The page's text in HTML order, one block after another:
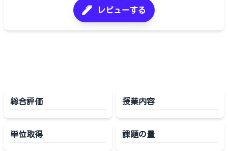
レビューする
総合評価 授業内容
単位取得 課題の量